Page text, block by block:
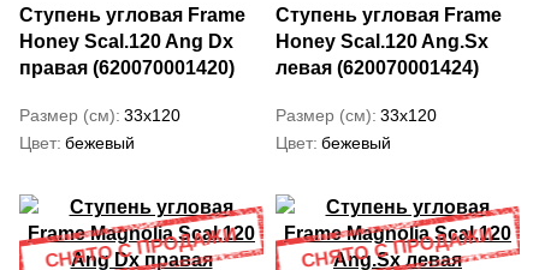
Ступень угловая Frame
Honey Scal.120 Ang Dx
правая (620070001420)
Размер (см) 33x120
Цвет бежевый
Ступень угловая Frame
Honey Scal.120 Ang.Sx
левая (620070001424)
Размер (см) 33x120
Цвет бежевый